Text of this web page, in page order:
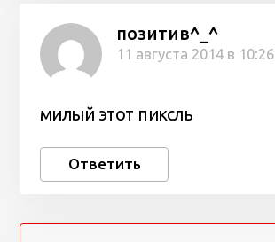
позитив^_^
11 августа 2014 в 10:26
милый этот пиксль
Ответить